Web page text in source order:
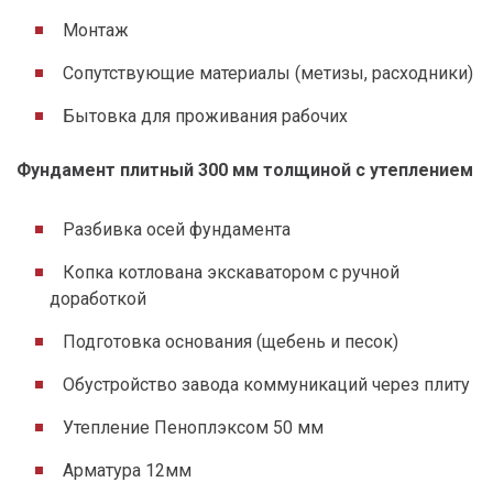
Монтаж
Сопутствующие материалы (метизы, расходники)
Бытовка для проживания рабочих
Фундамент плитный 300 мм толщиной с утеплением
Разбивка осей фундамента
Копка котлована экскаватором с ручной
доработкой
Подготовка основания (щебень и песок)
Обустройство завода коммуникаций через плиту
Утепление Пеноплэксом 50 мм
Арматура 12мм